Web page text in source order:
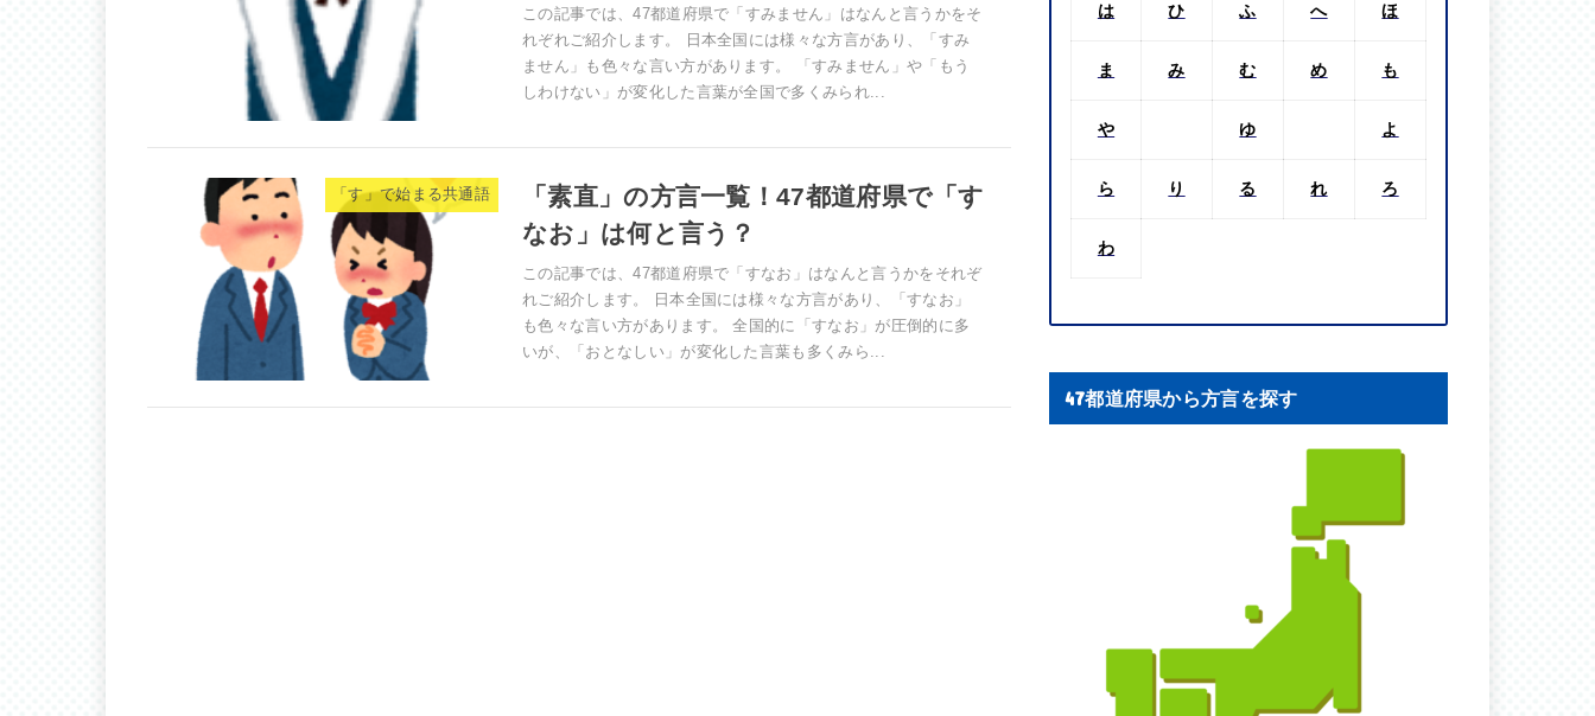
この記事では、47都道府県で「すみません」はなんと言うかをそ
れぞれご紹介します。 日本全国には様々な方言があり、「すみ
ません」も色々な言い方があります。 「すみません」や「もう
しわけない」が変化した言葉が全国で多くみられ...
「す」で始まる共通語
「素直」の方言一覧！47都道府県で「す
なお」は何と言う？
この記事では、47都道府県で「すなお」はなんと言うかをそれぞ
れご紹介します。 日本全国には様々な方言があり、「すなお」
も色々な言い方があります。 全国的に「すなお」が圧倒的に多
いが、「おとなしい」が変化した言葉も多くみら...
は ひ ふ へ ほ
ま み む め も
や ゆ よ
ら り る れ ろ
わ
47都道府県から方言を探す